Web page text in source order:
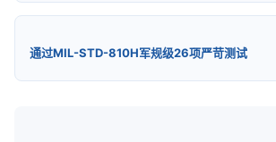
通过MIL-STD-810H军规级26项严苛测试